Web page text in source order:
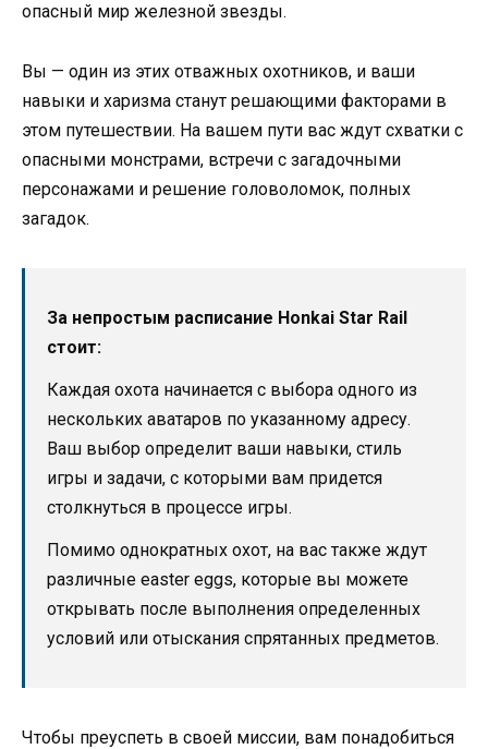
опасный мир железной звезды.
Вы — один из этих отважных охотников, и ваши
навыки и харизма станут решающими факторами в
этом путешествии. На вашем пути вас ждут схватки с
опасными монстрами, встречи с загадочными
персонажами и решение головоломок, полных
загадок.
За непростым расписание Honkai Star Rail
стоит:
Каждая охота начинается с выбора одного из
нескольких аватаров по указанному адресу.
Ваш выбор определит ваши навыки, стиль
игры и задачи, с которыми вам придется
столкнуться в процессе игры.
Помимо однократных охот, на вас также ждут
различные easter eggs, которые вы можете
открывать после выполнения определенных
условий или отыскания спрятанных предметов.
Чтобы преуспеть в своей миссии, вам понадобиться